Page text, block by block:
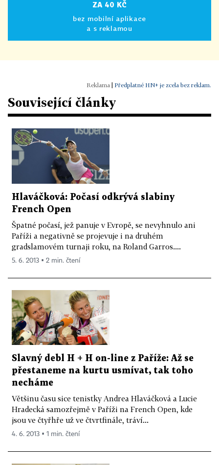
ZA 40 KČ
bez mobilní aplikace
a s reklamou
Předplatné HN+ je zcela bez reklam.
Související články
Hlaváčková: Počasí odkrývá slabiny
French Open
Špatné počasí, jež panuje v Evropě, se nevyhnulo ani
Paříži a negativně se projevuje i na druhém
gradslamovém turnaji roku, na Roland Garros....
5. 6. 2013 ▪ 2 min. čtení
Slavný debl H + H on-line z Paříže: Až se
přestaneme na kurtu usmívat, tak toho
necháme
Většinu času sice tenistky Andrea Hlaváčková a Lucie
Hradecká samozřejmě v Paříži na French Open, kde
jsou ve čtyřhře už ve čtvrtfinále, tráví...
4. 6. 2013 ▪ 1 min. čtení